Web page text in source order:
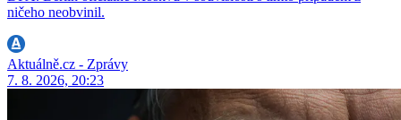
ničeho neobvinil.
Aktuálně.cz - Zprávy
7. 8. 2026, 20:23